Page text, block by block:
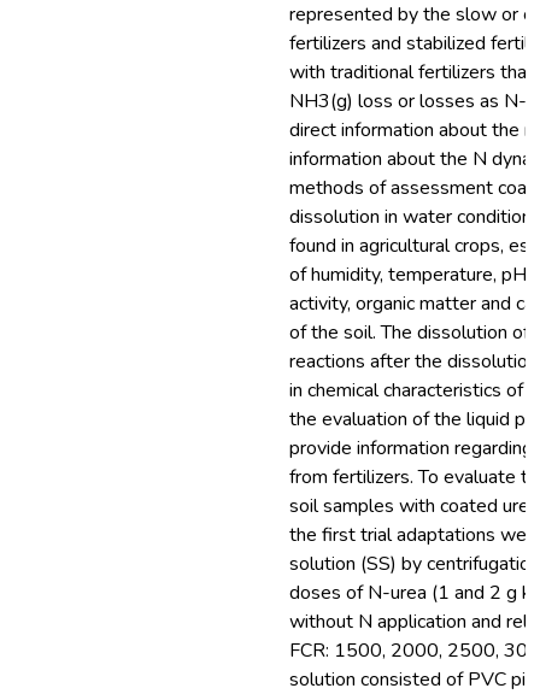
represented by the slow or
fertilizers and stabilized
with traditional fertilizers
NH3(g) loss or losses as N-
direct information about the
information about the N
methods of assessment
dissolution in water
found in agricultural crops,
of humidity, temperature, pH,
activity, organic matter and
of the soil. The dissolution of
reactions after the
in chemical characteristics of
the evaluation of the liquid
provide information
from fertilizers. To evaluate
soil samples with coated
the first trial adaptations
solution (SS) by
doses of N-urea (1 and 2 g
without N application and
FCR: 1500, 2000, 2500,
solution consisted of PVC